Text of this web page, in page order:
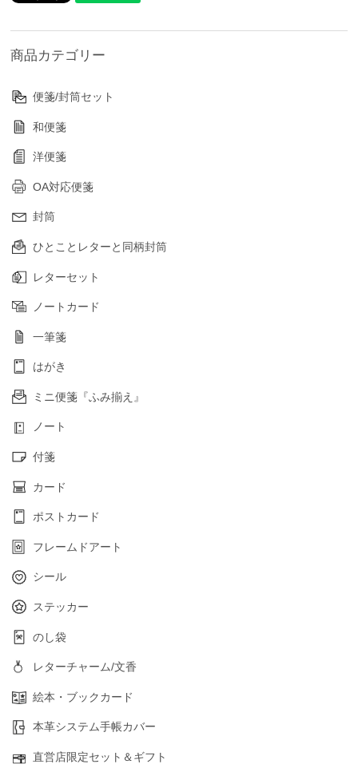
商品カテゴリー
便箋/封筒セット
和便箋
洋便箋
OA対応便箋
封筒
ひとことレターと同柄封筒
レターセット
ノートカード
一筆箋
はがき
ミニ便箋『ふみ揃え』
ノート
付箋
カード
ポストカード
フレームドアート
シール
ステッカー
のし袋
レターチャーム/文香
絵本・ブックカード
本革システム手帳カバー
直営店限定セット＆ギフト